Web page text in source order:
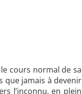
cours normal de sa
que jamais à devenir
l’inconnu, en plein